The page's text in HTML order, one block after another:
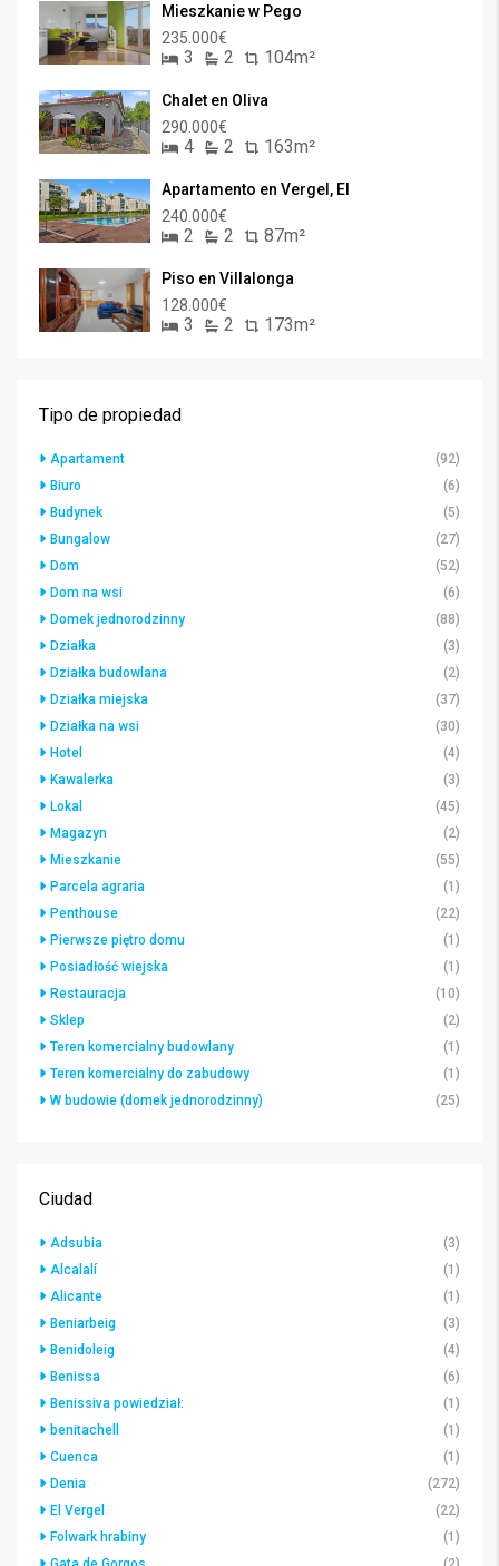
Mieszkanie w Pego
235.000€
3 2 104m²
Chalet en Oliva
290.000€
4 2 163m²
Apartamento en Vergel, El
240.000€
2 2 87m²
Piso en Villalonga
128.000€
3 2 173m²
Tipo de propiedad
Apartament
(92)
Biuro
(6)
Budynek
(5)
Bungalow
(27)
Dom
(52)
Dom na wsi
(6)
Domek jednorodzinny
(88)
Działka
(3)
Działka budowlana
(2)
Działka miejska
(37)
Działka na wsi
(30)
Hotel
(4)
Kawalerka
(3)
Lokal
(45)
Magazyn
(2)
Mieszkanie
(55)
Parcela agraria
(1)
Penthouse
(22)
Pierwsze piętro domu
(1)
Posiadłość wiejska
(1)
Restauracja
(10)
Sklep
(2)
Teren komercialny budowlany
(1)
Teren komercialny do zabudowy
(1)
W budowie (domek jednorodzinny)
(25)
Ciudad
Adsubia
(3)
Alcalalí
(1)
Alicante
(1)
Beniarbeig
(3)
Benidoleig
(4)
Benissa
(6)
Benissiva powiedział:
(1)
benitachell
(1)
Cuenca
(1)
Denia
(272)
El Vergel
(22)
Folwark hrabiny
(1)